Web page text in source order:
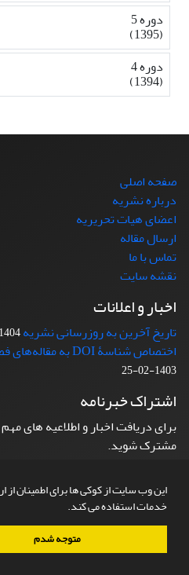
این وب سایت از کوکی ها برای اطمینان از
خدمات استفاده می کند.
متوجه شدم
دوره 5
(1395)
دوره 4
(1394)
صفحه اصلی
درباره نشریه
اعضای هیات تحریریه
ارسال مقاله
تماس با ما
نقشه سایت
اخبار و اعلانات
تاریخ آخرین به روزرسانی نشریه1404-08-25
اختصاص شناسۀ DOI به مقاله‌های فصلنامه جامعه، فرهنگ و رسانه
1403-02-25
اشتراک خبرنامه
برای دریافت اخبار و اطلاعیه های
مشترک شوید.